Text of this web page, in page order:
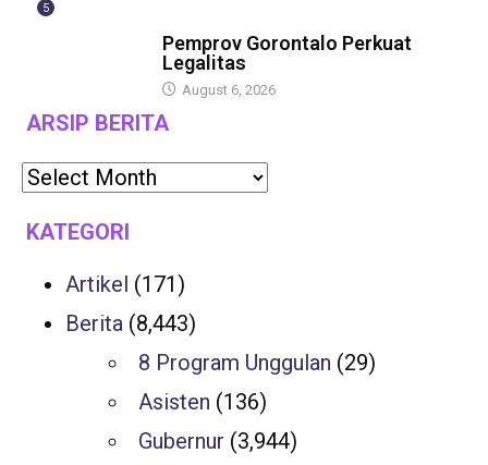
5
Pemprov Gorontalo Perkuat
Legalitas
August 6, 2026
ARSIP BERITA
KATEGORI
Artikel (171)
Berita (8,443)
8 Program Unggulan (29)
Asisten (136)
Gubernur (3,944)